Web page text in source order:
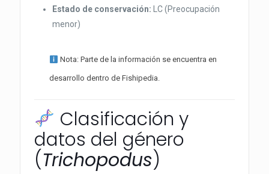
Estado de conservación: LC (Preocupación
menor)
Nota: Parte de la información se encuentra en
desarrollo dentro de Fishipedia.
Clasificación y
datos del género
(Trichopodus)